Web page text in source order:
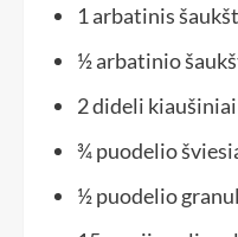
1 arbatinis
½ arbatinio
2dideli kiaušiniai
¾ puodelio
½ puodelio